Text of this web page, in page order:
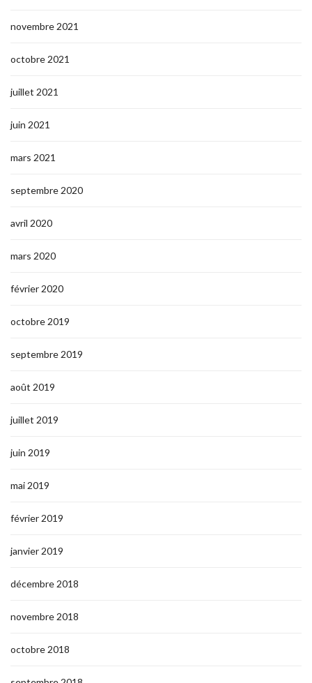
novembre 2021
octobre 2021
juillet 2021
juin 2021
mars 2021
septembre 2020
avril 2020
mars 2020
février 2020
octobre 2019
septembre 2019
août 2019
juillet 2019
juin 2019
mai 2019
février 2019
janvier 2019
décembre 2018
novembre 2018
octobre 2018